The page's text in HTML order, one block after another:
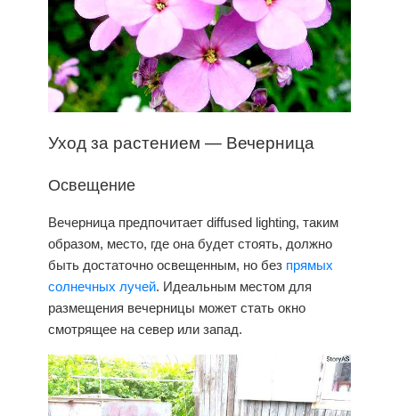
Уходза растением — Вечерница
Освещение
Вечерница предпочитает diffused lighting, таким
образом, место, где она будет стоять, должно
быть достаточно освещенным, но без прямых
солнечных лучей. Идеальным местом для
размещения вечерницы может стать окно
смотрящее на север или запад.